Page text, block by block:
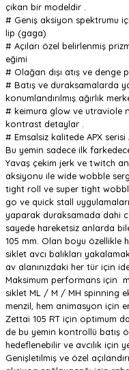
çıkan bir modeldir .
# Geniş aksiyon spektrumu
lip (gaga)
# Açıları özel belirlenmiş
eğimi
# Olağan dışı atış ve denge
# Batış ve duraksamalarda
konumlandırılmış ağırlık
# keimura glow ve utraviole
kontrast detaylar .
# Emsalsiz kalitede APX
Bu yemin sadece ilk
Yavaş çekim jerk ve twitch
aksiyonu ile wide wobble
tight roll ve super tight
go ve quick stall
yaparak duraksamada dahi
sayede hareketsiz anlarda
105 mm. Olan boyu özellikle
siklet avcı balıkları
av alanınızdaki her tür için
Maksimum performans için
siklet ML / M / MH spinning
menzil, hem animasyon için
Zettai 105 RT için optimum
de bu yemin kontrollü batış
hedeflenebilir ve avcılık için
Genişletilmiş ve özel